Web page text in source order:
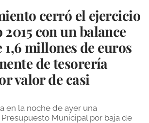
cerró el ejercicio
con un balance
millones de euros
de tesorería
valor de casi
en la noche de ayer una
Municipal por baja de